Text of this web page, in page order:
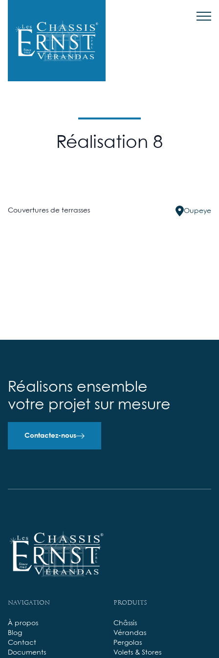
Réalisation 8
Couvertures de terrasses Oupeye
Réalisons ensemble
votre projet sur mesure
Contactez-nous
Navigation
À propos
Blog
Contact
Documents
Produits
Châssis
Vérandas
Pergolas
Volets & Stores